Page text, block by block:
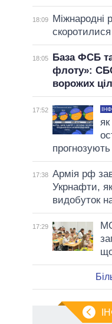
18:09
Міжнародні
18:05
База ФСБ
флоту»:
ворожих
17:52
17:38 Армія рф
Укрнафти,
видобуток
17:29